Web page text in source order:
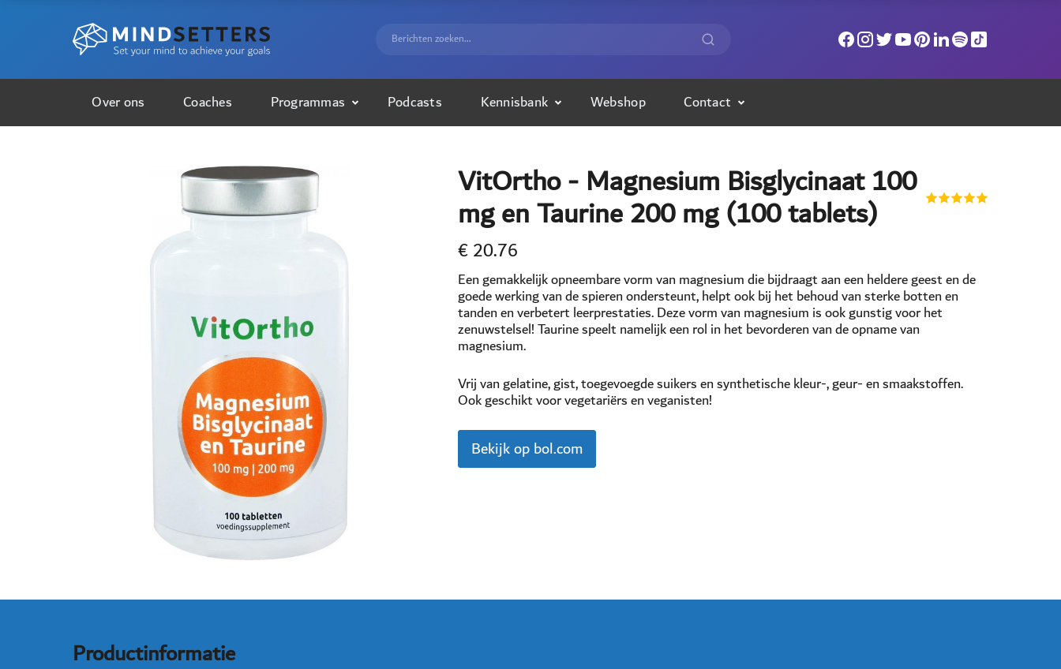
Over ons Coaches Programmas Podcasts Kennisbank Webshop Contact
VitOrtho - Magnesium Bisglycinaat 100
mg en Taurine 200 mg (100 tablets)
€20.76
Een gemakkelijk opneembare vorm van magnesium die bijdraagt aan een heldere geest en de
goede werking van de spieren ondersteunt, helpt ook bij het behoud van sterke botten en
tanden en verbetert leerprestaties. Deze vorm van magnesium is ook gunstig voor het
zenuwstelsel! Taurine speelt namelijk een rol in het bevorderen van de opname van
magnesium.
Vrij van gelatine, gist, toegevoegde suikers en synthetische kleur-, geur- en smaakstoffen.
Ook geschikt voor vegetariërs en veganisten!
Bekijk op bol.com
Productinformatie